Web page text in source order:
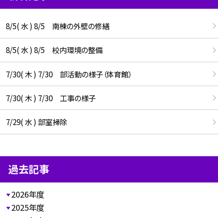
8/5( 水 ) 8/5 南棟の外壁の修繕
8/5( 水 ) 8/5 校内環境の整備
7/30( 木 ) 7/30 部活動の様子（体育館）
7/30( 木 ) 7/30 工事の様子
7/29( 水 ) 部室掃除
過去記事
2026年度
2025年度